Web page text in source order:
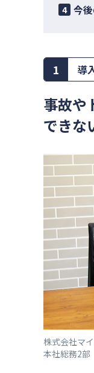
4 今
1 導
事故や
できな
株式会社マ
本社総務2